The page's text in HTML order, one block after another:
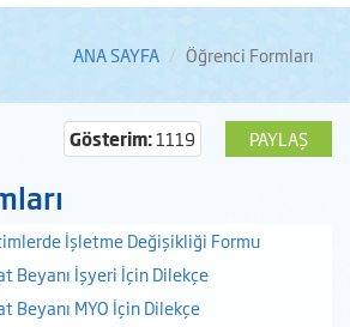
ANA SAYFA Öğrenci Formları
PAYLAŞ
Gösterim:1119
İşletme Değişikliği Formu
Beyanı İşyeri İçin Dilekçe
Beyanı MYO İçin Dilekçe